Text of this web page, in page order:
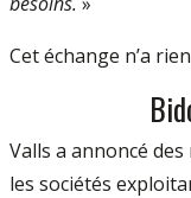
Cet échange n’a
Valls a annoncé
les sociétés